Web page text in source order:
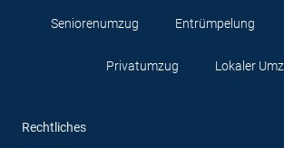
Seniorenumzug Entrüm­­pelung
Privatumzug Lokaler
Rechtliches